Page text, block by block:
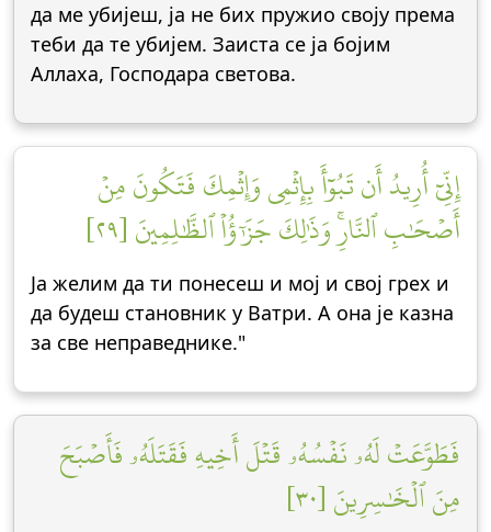
да ме убијеш, ја не бих пружио своју према
теби да те убијем. Заиста се ја бојим
Аллаха, Господара светова.
إِنِّيٓ أُرِيدُ أَن تَبُوٓأَ بِإِثۡمِي وَإِثۡمِكَ فَتَكُونَ مِنۡ
أَصۡحَٰبِ ٱلنَّارِۚ وَذَٰلِكَ جَزَٰٓؤُاْ ٱلظَّٰلِمِينَ [٢٩]
Ја желим да ти понесеш и мој и свој грех и
да будеш становник у Ватри. А она је казна
за све неправеднике."
فَطَوَّعَتۡ لَهُۥ نَفۡسُهُۥ قَتۡلَ أَخِيهِ فَقَتَلَهُۥ فَأَصۡبَحَ
مِنَ ٱلۡخَٰسِرِينَ [٣٠]